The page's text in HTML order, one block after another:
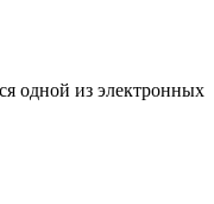
одной из электронных